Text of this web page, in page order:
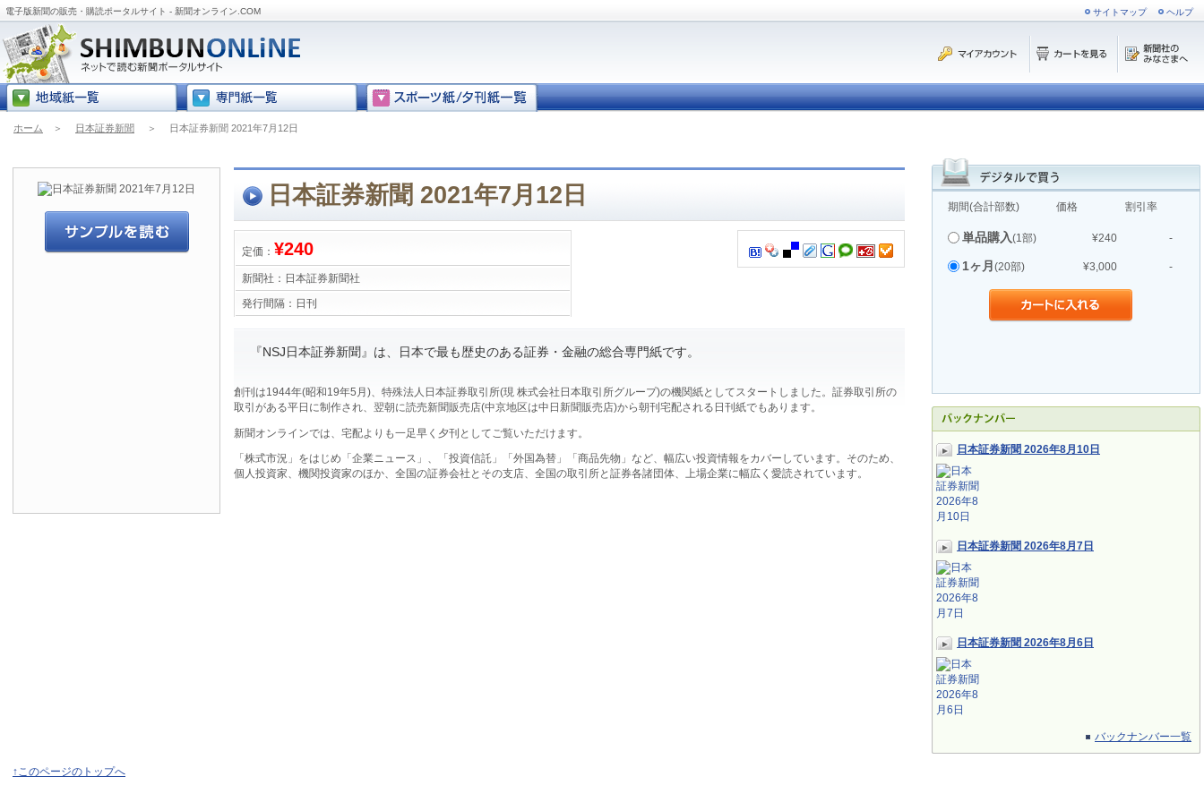
電子版新聞の販売・購読ポータルサイト - 新聞オンライン.COM サイトマップ ヘルプ
ホーム ＞ 日本証券新聞 ＞ 日本証券新聞 2021年7月12日
期間(合計部数) 価格 割引率
単品購入(1部) ¥240 -
1ヶ月 (20部) ¥3,000 -
日本証券新聞 2026年8月10日
日本証券新聞 2026年8月7日
日本証券新聞 2026年8月6日
バックナンバー一覧
日本証券新聞 2021年7月12日
定価： ¥240
新聞社： 日本証券新聞社
発行間隔： 日刊
『NSJ日本証券新聞』は、日本で最も歴史のある証券・金融の総合専門紙です。
創刊は1944年(昭和19年5月)、特殊法人日本証券取引所(現 株式会社日本取引所グループ)の機関紙としてスタートしました。証券取引所の
取引がある平日に制作され、翌朝に読売新聞販売店(中京地区は中日新聞販売店)から朝刊宅配される日刊紙でもあります。
新聞オンラインでは、宅配よりも一足早く夕刊としてご覧いただけます。
「株式市況」をはじめ「企業ニュース」、「投資信託」「外国為替」「商品先物」など、幅広い投資情報をカバーしています。そのため、
個人投資家、機関投資家のほか、全国の証券会社とその支店、全国の取引所と証券各諸団体、上場企業に幅広く愛読されています。
↑このページのトップへ